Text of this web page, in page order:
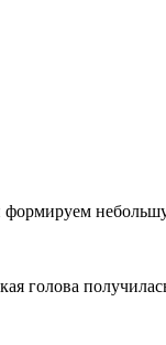
формируем
голова